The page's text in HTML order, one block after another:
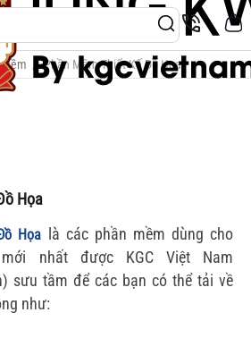
/ Phần Mềm Thiết Kế Đồ Họa
Họa
Họa là các phần mềm dùng cho
nhất được KGC Việt Nam
sưu tầm để các bạn có thể tải về
như: